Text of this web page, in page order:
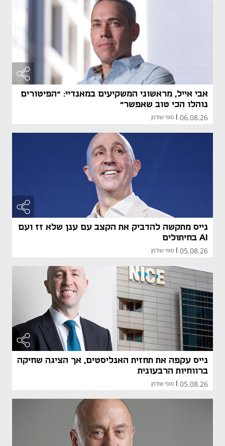
אבי אייל, מראשוני המשקיעים במאנדיי: “הפיטורים
נוהלו הכי טוב שאפשר"
06.08.26 סופי שולמן
נייס מתקשה להדביק את הקצב עם ענן שלא זז ועם
AI בחיתולים
05.08.26 סופי שולמן
נייס עקפה את תחזית האנליסטים, אך הציגה שחיקה
ברווחיות הרבעונית
05.08.26 סופי שולמן